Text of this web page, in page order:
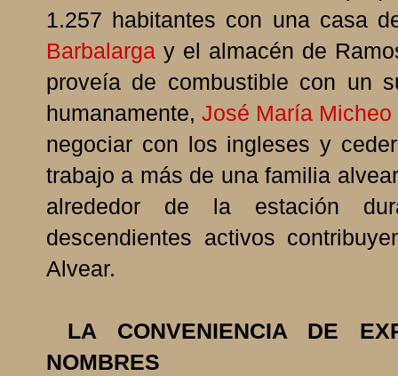
1.257 habitantes con una casa
Barbalargay el almacén de
proveía de combustible con un
humanamente,José María Micheo
negociar con los ingleses y
trabajo a más de una familia
alrededor de la estación
descendientes activos
Alvear.
LA CONVENIENCIA DE
NOMBRES